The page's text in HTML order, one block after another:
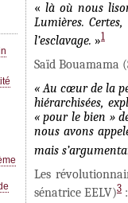
« là où nous
Lumières.
l’esclavage. »1
Saïd Bouamama
« Au cœur de la
hiérarchisées,
« pour le bien »
nous avons
mais
Les
sénatrice EELV)3 :